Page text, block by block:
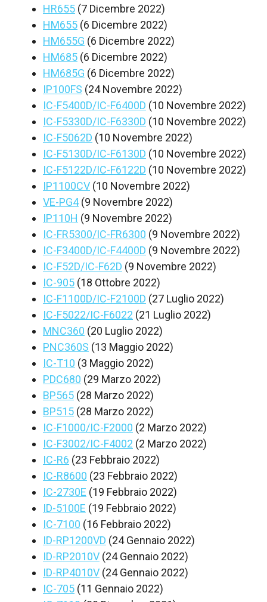
HR655 (7 Dicembre 2022)
HM655 (6 Dicembre 2022)
HM655G (6 Dicembre 2022)
HM685 (6 Dicembre 2022)
HM685G (6 Dicembre 2022)
IP100FS (24 Novembre 2022)
IC-F5400D/IC-F6400D (10 Novembre 2022)
IC-F5330D/IC-F6330D (10 Novembre 2022)
IC-F5062D (10 Novembre 2022)
IC-F5130D/IC-F6130D (10 Novembre 2022)
IC-F5122D/IC-F6122D (10 Novembre 2022)
IP1100CV (10 Novembre 2022)
VE-PG4 (9 Novembre 2022)
IP110H (9 Novembre 2022)
IC-FR5300/IC-FR6300 (9 Novembre 2022)
IC-F3400D/IC-F4400D (9 Novembre 2022)
IC-F52D/IC-F62D (9 Novembre 2022)
IC-905 (18 Ottobre 2022)
IC-F1100D/IC-F2100D (27 Luglio 2022)
IC-F5022/IC-F6022 (21 Luglio 2022)
MNC360 (20 Luglio 2022)
PNC360S (13 Maggio 2022)
IC-T10 (3 Maggio 2022)
PDC680 (29 Marzo 2022)
BP565 (28 Marzo 2022)
BP515 (28 Marzo 2022)
IC-F1000/IC-F2000 (2 Marzo 2022)
IC-F3002/IC-F4002 (2 Marzo 2022)
IC-R6 (23 Febbraio 2022)
IC-R8600 (23 Febbraio 2022)
IC-2730E (19 Febbraio 2022)
ID-5100E (19 Febbraio 2022)
IC-7100 (16 Febbraio 2022)
ID-RP1200VD (24 Gennaio 2022)
ID-RP2010V (24 Gennaio 2022)
ID-RP4010V (24 Gennaio 2022)
IC-705 (11 Gennaio 2022)